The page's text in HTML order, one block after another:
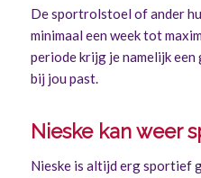
De sportrolstoel of ander
minimaal een week tot
periode krijg je namelijk
bij jou past.
Nieske kan weer
Nieske is altijd erg sportief